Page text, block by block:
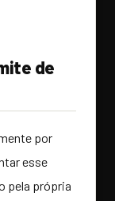
de
por
esse
pela própria